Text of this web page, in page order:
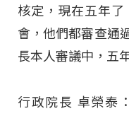
核定，現在五年
會，他們都審查通
長本人審議中，五
行政院長 卓榮泰